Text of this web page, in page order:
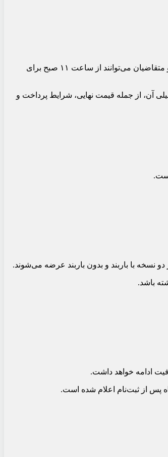
شرایط فروش فوری اعتباری زامیاد EX دوگانه‌سوز با کاربری اعلام شد. بر اساس اطلاعیه منتشرشده، ثبت‌نام این طرح از روز شنبه ۱۷ مرداد آغاز می‌شود و متقاضیان می‌توانند از ساعت ۱۱ صبح برای
و جزئیات تکمیلی آن، از جمله قیمت نهایی، شرایط پرداخت و
نسخه با باربند و بدون باربند عرضه می‌شوند.
پس از ثبت‌نام اعلام شده است.